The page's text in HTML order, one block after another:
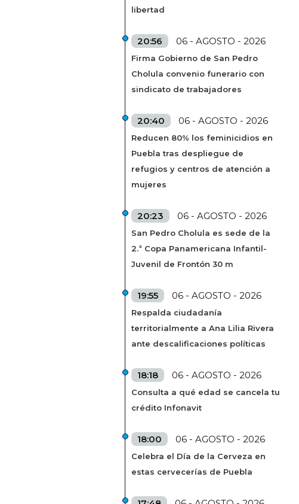
libertad
20:56 06 - AGOSTO - 2026
Firma Gobierno de San Pedro
Cholula convenio funerario con
sindicato de trabajadores
20:40 06 - AGOSTO - 2026
Reducen 80% los feminicidios en
Puebla tras despliegue de
refugios y centros de atención a
mujeres
20:23 06 - AGOSTO - 2026
San Pedro Cholula es sede de la
2.ª Copa Panamericana Infantil-
Juvenil de Frontón 30 m
19:55 06 - AGOSTO - 2026
Respalda ciudadanía
territorialmente a Ana Lilia Rivera
ante descalificaciones políticas
18:18 06 - AGOSTO - 2026
Consulta a qué edad se cancela tu
crédito Infonavit
18:00 06 - AGOSTO - 2026
Celebra el Día de la Cerveza en
estas cervecerías de Puebla